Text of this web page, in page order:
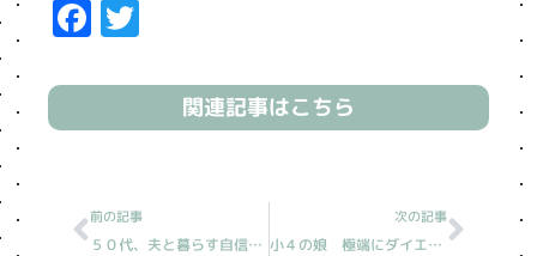
Facebook
関連記事はこちら
前の記事
５０代、夫と暮らす自信ない［読売新聞人生案内/20231011分］
次の記事
小４の娘 極端にダイエット［読売新聞人生案内/20231013分］